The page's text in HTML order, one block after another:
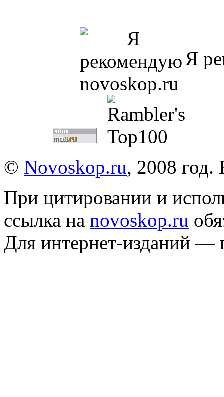
Я
© Novoskop.ru, 2008
При цитировании и
ссылка на novoskop.ru
Для интернет-изданий —